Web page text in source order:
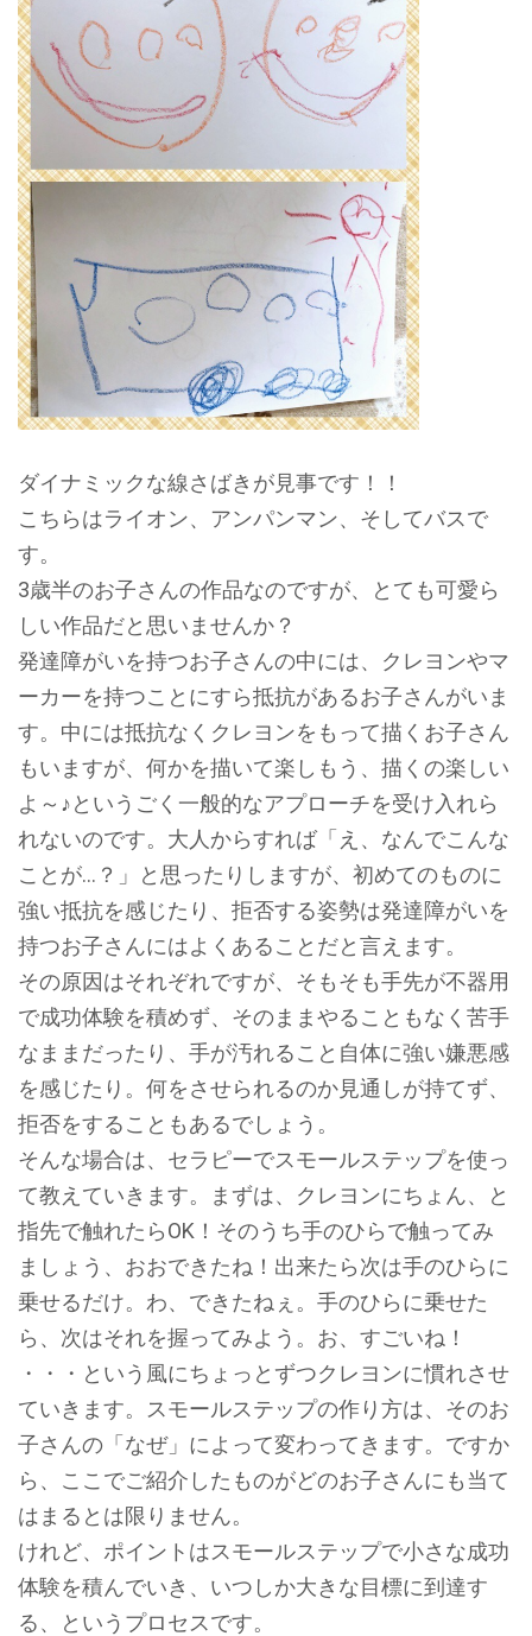
ダイナミックな線さばきが見事です！！
こちらはライオン、アンパンマン、そしてバスで
す。
3歳半のお子さんの作品なのですが、とても可愛ら
しい作品だと思いませんか？
発達障がいを持つお子さんの中には、クレヨンやマ
ーカーを持つことにすら抵抗があるお子さんがいま
す。中には抵抗なくクレヨンをもって描くお子さん
もいますが、何かを描いて楽しもう、描くの楽しい
よ～♪というごく一般的なアプローチを受け入れら
れないのです。大人からすれば「え、なんでこんな
ことが…？」と思ったりしますが、初めてのものに
強い抵抗を感じたり、拒否する姿勢は発達障がいを
持つお子さんにはよくあることだと言えます。
その原因はそれぞれですが、そもそも手先が不器用
で成功体験を積めず、そのままやることもなく苦手
なままだったり、手が汚れること自体に強い嫌悪感
を感じたり。何をさせられるのか見通しが持てず、
拒否をすることもあるでしょう。
そんな場合は、セラピーでスモールステップを使っ
て教えていきます。まずは、クレヨンにちょん、と
指先で触れたらOK！そのうち手のひらで触ってみ
ましょう、おおできたね！出来たら次は手のひらに
乗せるだけ。わ、できたねぇ。手のひらに乗せた
ら、次はそれを握ってみよう。お、すごいね！
・・・という風にちょっとずつクレヨンに慣れさせ
ていきます。スモールステップの作り方は、そのお
子さんの「なぜ」によって変わってきます。ですか
ら、ここでご紹介したものがどのお子さんにも当て
はまるとは限りません。
けれど、ポイントはスモールステップで小さな成功
体験を積んでいき、いつしか大きな目標に到達す
る、というプロセスです。